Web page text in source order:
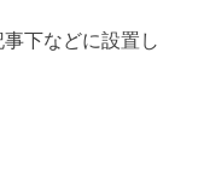
下などに設置し